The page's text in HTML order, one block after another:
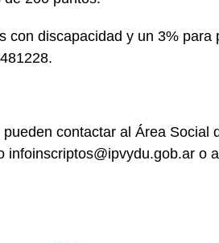
con discapacidad y un 3% para
contactar al Área Social
o